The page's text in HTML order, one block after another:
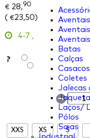
Batas
Calças
Casacos
Coletes
Jalecas
Laços/
Pólos
Saias
€ 28,90
( €23,50)
4-7 ,
?
XXS XS S